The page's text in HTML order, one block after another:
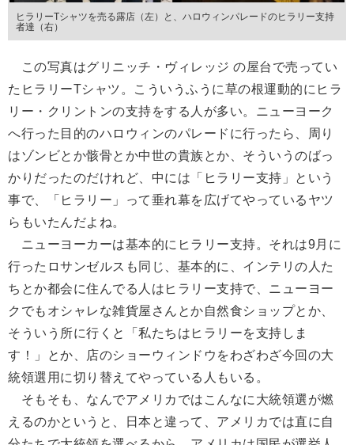
ヒラリーTシャツを売る露店（左）と、ハロウィンパレードのヒラリー支持
者達（右）
この写真はグリニッチ・ヴィレッジ の屋台で売ってい
たヒラリーTシャツ。こういうふうに草の根運動的にヒラ
リー・クリントンの支持をする人が多い。ニューヨーク
へ行った目的のハロウィンのパレードに行ったら、周り
はゾンビとか骸骨とか中世の貴族とか、そういうのばっ
かりだったのだけれど、中には「ヒラリー支持」という
事で、「ヒラリー」って垂れ幕を広げてやっているヤツ
らもいたんだよね。
ニューヨーカーは基本的にヒラリー支持。それは9月に
行ったロサンゼルスも同じ、基本的に、インテリの人た
ちとか都会に住んでる人はヒラリー支持で、ニューヨー
クでもオシャレな雑貨屋さんとか自然食ショップとか、
そういう所に行くと「私たちはヒラリーを支持しま
す！」とか、店のショーウィンドウをわざわざ今回の大
統領選用に切り替えてやっている人もいる。
そもそも、なんでアメリカではこんなに大統領選が燃
えるのかというと、日本と違って、アメリカでは直に自